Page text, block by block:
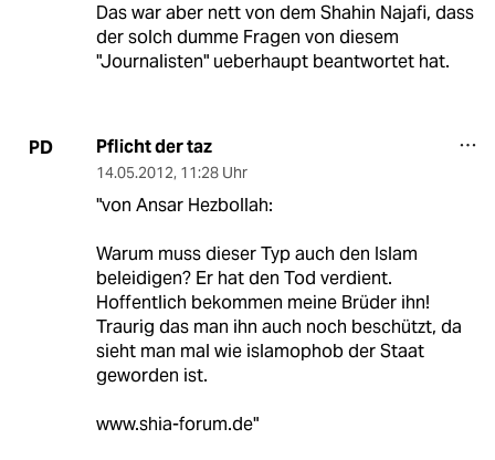
Das war aber nett von dem Shahin Najafi, dass
der solch dumme Fragen von diesem
"Journalisten" ueberhaupt beantwortet hat.
PD Pflicht der taz
14.05.2012, 11:28 Uhr
"von Ansar Hezbollah:
Warum muss dieser Typ auch den Islam
beleidigen? Er hat den Tod verdient.
Hoffentlich bekommen meine Brüder ihn!
Traurig das man ihn auch noch beschützt, da
sieht man mal wie islamophob der Staat
geworden ist.
www.shia-forum.de"